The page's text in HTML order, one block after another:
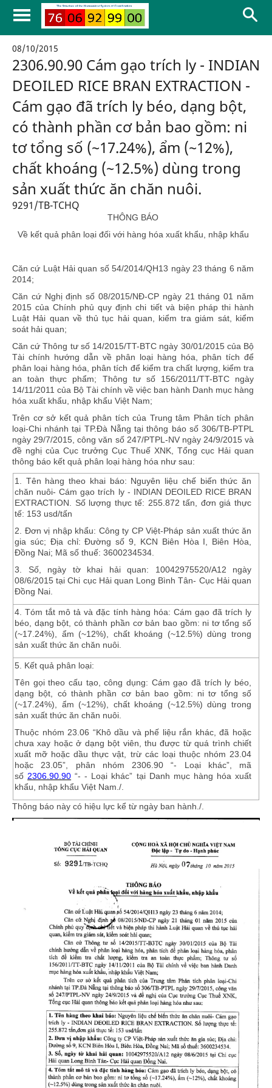
08/10/2015
2306.90.90 Cám gạo trích ly - INDIAN
DEOILED RICE BRAN EXTRACTION -
Cám gạo đã trích ly béo, dạng bột,
có thành phần cơ bản bao gồm: ni
tơ tổng số (~17.24%), ẩm (~12%),
chất khoáng (~12.5%) dùng trong
sản xuất thức ăn chăn nuôi.
9291/TB-TCHQ
THÔNG BÁO
Về kết quả phân loại đối với hàng hóa xuất khẩu, nhập khẩu
Căn cứ Luật Hải quan số 54/2014/QH13 ngày 23 tháng 6 năm
2014;
Căn cứ Nghị định số 08/2015/NĐ-CP ngày 21 tháng 01 năm
2015 của Chính phủ quy định chi tiết và biện pháp thi hành
Luật Hải quan về thủ tục hải quan, kiểm tra giám sát, kiểm
soát hải quan;
Căn cứ Thông tư số 14/2015/TT-BTC ngày 30/01/2015 của Bộ
Tài chính hướng dẫn về phân loại hàng hóa, phân tích để
phân loại hàng hóa, phân tích để kiểm tra chất lượng, kiểm tra
an toàn thực phẩm; Thông tư số 156/2011/TT-BTC ngày
14/11/2011 của Bộ Tài chính về việc ban hành Danh mục hàng
hóa xuất khẩu, nhập khẩu Việt Nam;
Trên cơ sở kết quả phân tích của Trung tâm Phân tích phân
loại-Chi nhánh tại TP.Đà Nẵng tại thông báo số 306/TB-PTPL
ngày 29/7/2015, công văn số 247/PTPL-NV ngày 24/9/2015 và
đề nghị của Cục trưởng Cục Thuế XNK, Tổng cục Hải quan
thông báo kết quả phân loại hàng hóa như sau:
1. Tên hàng theo khai báo: Nguyên liệu chế biến thức ăn
chăn nuôi- Cám gạo trích ly - INDIAN DEOILED RICE BRAN
EXTRACTION. Số lượng thực tế: 255.872 tấn, đơn giá thực
tế: 153 usd/tấn
2. Đơn vị nhập khẩu: Công ty CP Việt-Pháp sản xuất thức ăn
gia súc; Địa chỉ: Đường số 9, KCN Biên Hòa I, Biên Hòa,
Đồng Nai; Mã số thuế: 3600234534.
3. Số, ngày tờ khai hải quan: 10042975520/A12 ngày
08/6/2015 tại Chi cục Hải quan Long Bình Tân- Cục Hải quan
Đồng Nai.
4.Tóm tắt mô tả và đặc tính hàng hóa: Cám gạo đã trích ly
béo, dạng bột, có thành phần cơ bản bao gồm: ni tơ tổng số
(~17.24%), ẩm (~12%), chất khoáng (~12.5%) dùng trong
sản xuất thức ăn chăn nuôi.
5. Kết quả phân loại:
Tên gọi theo cấu tạo, công dụng: Cám gạo đã trích ly béo,
dạng bột, có thành phần cơ bản bao gồm: ni tơ tổng số
(~17.24%), ẩm (~12%), chất khoáng (~12.5%) dùng trong
sản xuất thức ăn chăn nuôi.
Thuộc nhóm 23.06 “Khô dầu và phế liệu rắn khác, đã hoặc
chưaxay hoặc ở dạng bột viên, thu được từ quá trình chiết
xuất mỡ hoặc dầu thực vật, trừ các loại thuộc nhóm 23.04
hoặc 23.05” , phân nhóm 2306.90 “- Loại khác”, mã
số 2306.90.90 “-- Loại khác” tại Danh mục hàng hóa xuất
khẩu, nhập khẩu Việt Nam./.
Thông báo này có hiệu lực kể từ ngày ban hành./.